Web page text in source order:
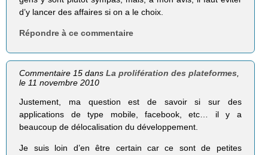
d’y lancer des affaires si on a le choix.
Répondre à ce commentaire
Commentaire 15 dansLa prolifération des plateformes
le 11 novembre 2010
Justement, ma question est de savoir si sur des
applications de type mobile, facebook, etc… il y a
beaucoup de délocalisation du développement.
Je suis loin d’en être certain car ce sont de petites